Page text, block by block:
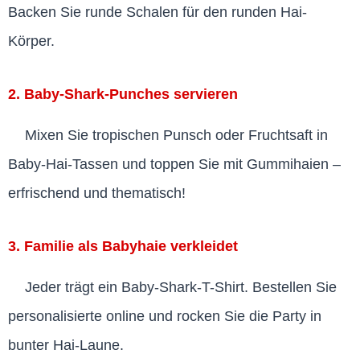
Backen Sie runde Schalen für den runden Hai-
Körper.
2. Baby-Shark-Punches servieren
Mixen Sie tropischen Punsch oder Fruchtsaft in
Baby-Hai-Tassen und toppen Sie mit Gummihaien –
erfrischend und thematisch!
3. Familie als Babyhaie verkleidet
Jeder trägt ein Baby-Shark-T-Shirt. Bestellen Sie
personalisierte online und rocken Sie die Party in
bunter Hai-Laune.